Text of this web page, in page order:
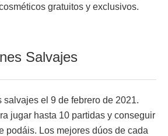
gratuitos y exclusivos.
Salvajes
salvajes el 9 de febrero de 2021.
jugar hasta 10 partidas y conseguir
podáis. Los mejores dúos de cada